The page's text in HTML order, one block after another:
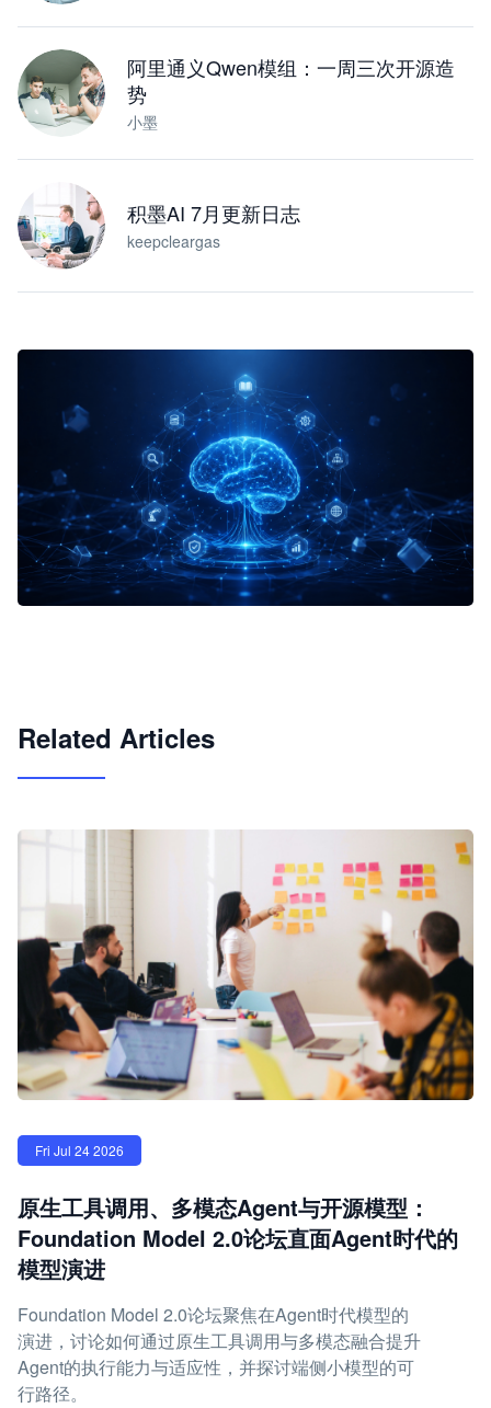
阿里通义Qwen模组：一周三次开源造
势
小墨
积墨AI 7月更新日志
keepcleargas
Related Articles
Fri Jul 24 2026
原生工具调用、多模态Agent与开源模型：
Foundation Model 2.0论坛直面Agent时代的
模型演进
Foundation Model 2.0论坛聚焦在Agent时代模型的
演进，讨论如何通过原生工具调用与多模态融合提升
Agent的执行能力与适应性，并探讨端侧小模型的可
行路径。